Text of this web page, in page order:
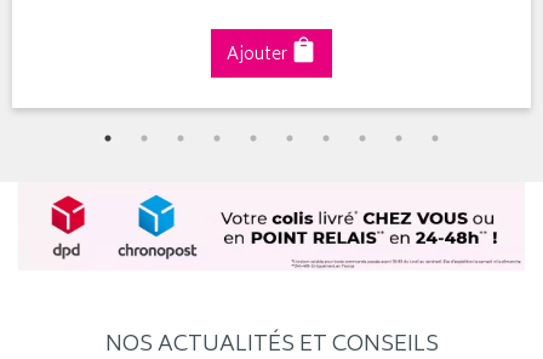
Ajouter
NOS ACTUALITÉS ET CONSEILS